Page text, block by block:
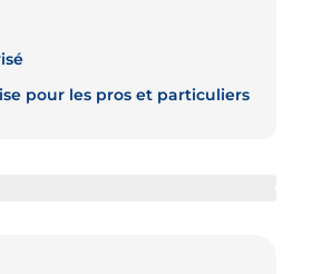
pour les pros et particuliers